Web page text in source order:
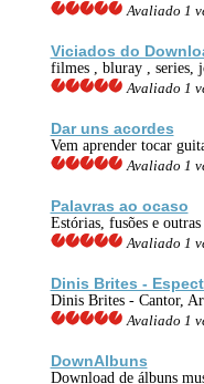
Avaliado 1
Viciados do
filmes , bluray , series,
Avaliado 1
Dar uns acordes
Vem aprender tocar
Avaliado 1
Palavras ao ocaso
Estórias, fusões e
Avaliado 1
Dinis Brites -
Dinis Brites - Cantor,
Avaliado 1
DownAlbuns
Download de álbuns